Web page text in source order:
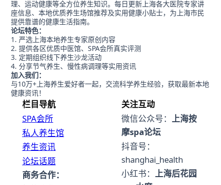
理、运动健康等全方位养生知识。每日更新上海各大医院专家讲
座信息、本地优质养生场馆推荐及实用健康小贴士，为上海市民
提供靠谱的健康生活指南。
论坛特色：
严选上海本地养生专家原创内容
提供各区优质中医馆、SPA会所真实评测
定期组织线下养生沙龙活动
分享节气养生、慢性病调理等实用资讯
加入我们：
与10万+上海养生爱好者一起，交流科学养生经验，获取最新本地
健康资讯！
栏目导航
SPA会所
私人养生馆
养生资讯
论坛话题
商务合作：
关注互动
微信公众号：上海按
摩spa论坛
抖音号：
shanghai_health
小红书：上海后花园